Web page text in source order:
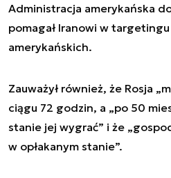
Administracja amerykańska
pomagał Iranowi w
amerykańskich.
Zauważył również, że Rosja
ciągu 72 godzin, a „po 50
stanie jej wygrać” i że
w opłakanym stanie”.